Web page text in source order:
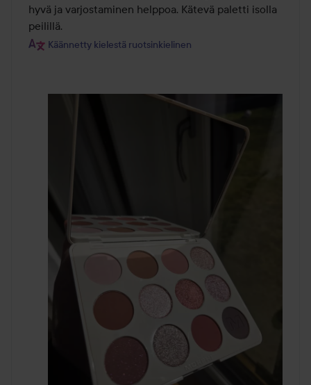
hyvä ja varjostaminen helppoa. Kätevä paletti isolla
peilillä.
Käännetty kielestä ruotsinkielinen